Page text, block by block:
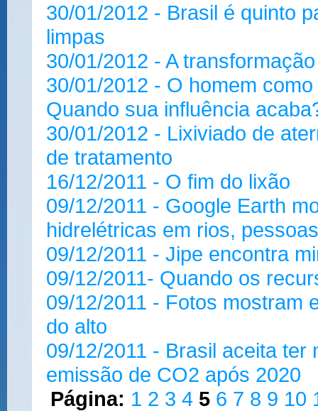
30/01/2012 - Brasil é quinto
limpas
30/01/2012 - A
30/01/2012 - O homem
Quando sua influência
30/01/2012 - Lixiviado de
de tratamento
16/12/2011 - O fim do lixão
09/12/2011 - Google Earth
hidrelétricas em rios,
09/12/2011 - Jipe encontra
09/12/2011- Quando os
09/12/2011 - Fotos mostram
do alto
09/12/2011 - Brasil aceita
emissão de CO2 após 2020
Página: 1 2 3 4 5 6 7 8 9 10